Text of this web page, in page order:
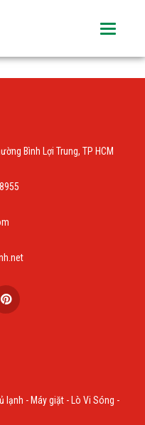
Toggle
Bình Lợi Trung, TP HCM
lạnh - Máy giặt - Lò Vi Sóng -